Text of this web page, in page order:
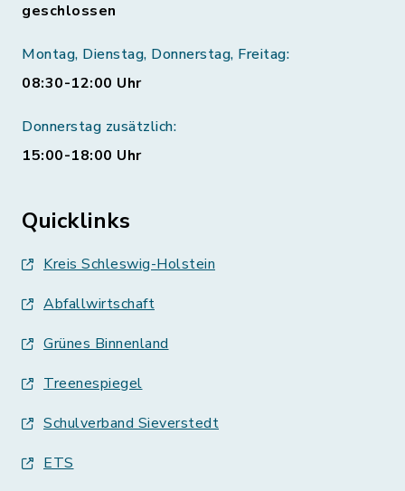
geschlossen
Montag, Dienstag, Donnerstag, Freitag:
08:30-12:00 Uhr
Donnerstag zusätzlich:
15:00-18:00 Uhr
Quicklinks
Kreis Schleswig-Holstein
Abfallwirtschaft
Grünes Binnenland
Treenespiegel
Schulverband Sieverstedt
ETS